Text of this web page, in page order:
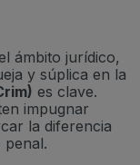
ámbito jurídico,
y súplica en la
es clave.
impugnar
la diferencia